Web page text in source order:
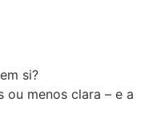
si?
ou menos clara – e a